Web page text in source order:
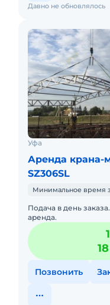
Давно не обновлялось
Уфа
Аренда крана-
SZ306SL
Минимальное время
Подача в день
аренда.
Позвонить